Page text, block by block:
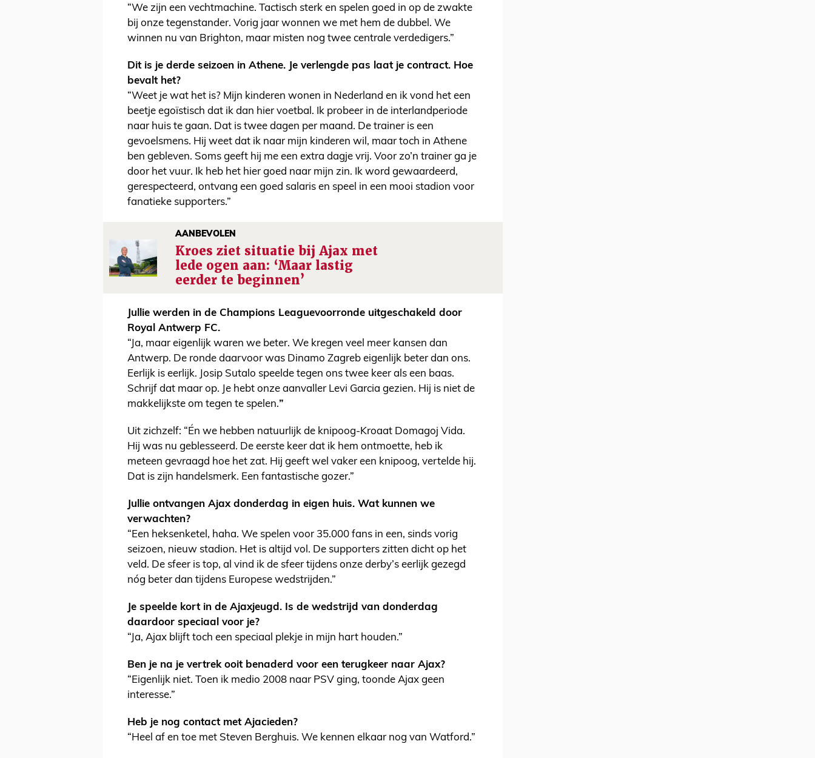
“We zijn een vechtmachine. Tactisch sterk en spelen goed in op de zwakte
bij onze tegenstander. Vorig jaar wonnen we met hem de dubbel. We
winnen nu van Brighton, maar misten nog twee centrale verdedigers.”
Dit is je derde seizoen in Athene. Je verlengde pas laat je contract. Hoe
bevalt het?
“Weet je wat het is? Mijn kinderen wonen in Nederland en ik vond het een
beetje egoïstisch dat ik dan hier voetbal. Ik probeer in de interlandperiode
naar huis te gaan. Dat is twee dagen per maand. De trainer is een
gevoelsmens. Hij weet dat ik naar mijn kinderen wil, maar toch in Athene
ben gebleven. Soms geeft hij me een extra dagje vrij. Voor zo’n trainer ga je
door het vuur. Ik heb het hier goed naar mijn zin. Ik word gewaardeerd,
gerespecteerd, ontvang een goed salaris en speel in een mooi stadion voor
fanatieke supporters.”
AANBEVOLEN
Kroes ziet situatie bij Ajax met
lede ogen aan: ‘Maar lastig
eerder te beginnen’
Jullie werden in de Champions Leaguevoorronde uitgeschakeld door
Royal Antwerp FC.
“Ja, maar eigenlijk waren we beter. We kregen veel meer kansen dan
Antwerp. De ronde daarvoor was Dinamo Zagreb eigenlijk beter dan ons.
Eerlijk is eerlijk. Josip Sutalo speelde tegen ons twee keer als een baas.
Schrijf dat maar op. Je hebt onze aanvaller Levi Garcia gezien. Hij is niet de
makkelijkste om tegen te spelen.”
Uit zichzelf: “Én we hebben natuurlijk de knipoog-Kroaat Domagoj Vida.
Hij was nu geblesseerd. De eerste keer dat ik hem ontmoette, heb ik
meteen gevraagd hoe het zat. Hij geeft wel vaker een knipoog, vertelde hij.
Dat is zijn handelsmerk. Een fantastische gozer.”
Jullie ontvangen Ajax donderdag in eigen huis. Wat kunnen we
verwachten?
“Een heksenketel, haha. We spelen voor 35.000 fans in een, sinds vorig
seizoen, nieuw stadion. Het is altijd vol. De supporters zitten dicht op het
veld. De sfeer is top, al vind ik de sfeer tijdens onze derby’s eerlijk gezegd
nóg beter dan tijdens Europese wedstrijden.”
Je speelde kort in de Ajaxjeugd. Is de wedstrijd van donderdag
daardoor speciaal voor je?
“Ja, Ajax blijft toch een speciaal plekje in mijn hart houden.”
Ben je na je vertrek ooit benaderd voor een terugkeer naar Ajax?
“Eigenlijk niet. Toen ik medio 2008 naar PSV ging, toonde Ajax geen
interesse.”
Heb je nog contact met Ajacieden?
“Heel af en toe met Steven Berghuis. We kennen elkaar nog van Watford.”